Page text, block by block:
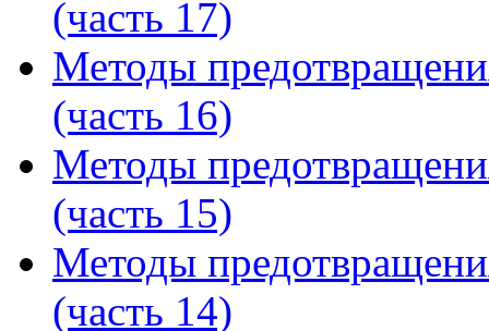
(часть 17)
Методы
(часть 16)
Методы
(часть 15)
Методы
(часть 14)